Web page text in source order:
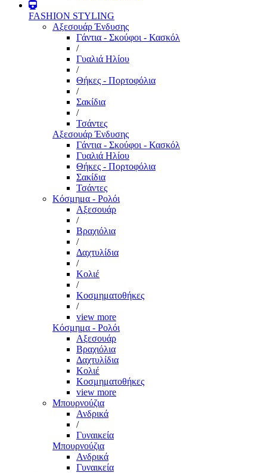
FASHION STYLING
Αξεσουάρ Ένδυσης
Γάντια - Σκούφοι - Κασκόλ
/
Γυαλιά Ηλίου
/
Θήκες - Πορτοφόλια
/
Σακίδια
/
Τσάντες
Αξεσουάρ Ένδυσης
Γάντια - Σκούφοι - Κασκόλ
Γυαλιά Ηλίου
Θήκες - Πορτοφόλια
Σακίδια
Τσάντες
Κόσμημα - Ρολόι
Αξεσουάρ
/
Βραχιόλια
/
Δαχτυλίδια
/
Κολιέ
/
Κοσμηματοθήκες
/
view more
Κόσμημα - Ρολόι
Αξεσουάρ
Βραχιόλια
Δαχτυλίδια
Κολιέ
Κοσμηματοθήκες
view more
Μπουρνούζια
Ανδρικά
/
Γυναικεία
Μπουρνούζια
Ανδρικά
Γυναικεία